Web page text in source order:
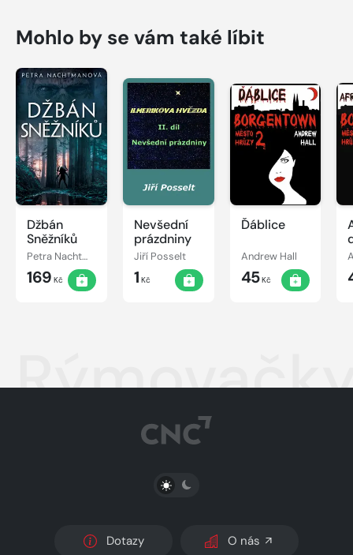
Mohlo by se vám také líbit
Džbán
Sněžníků
Petra Nachtmanová
169 Kč
Nevšední
prázdniny
Jiří Posselt
1 Kč
Ďáblice
Andrew Hall
45Kč
PŘEPNOUT SVĚTLÝ/TMAVÝ REŽIM
Dotazy O nás